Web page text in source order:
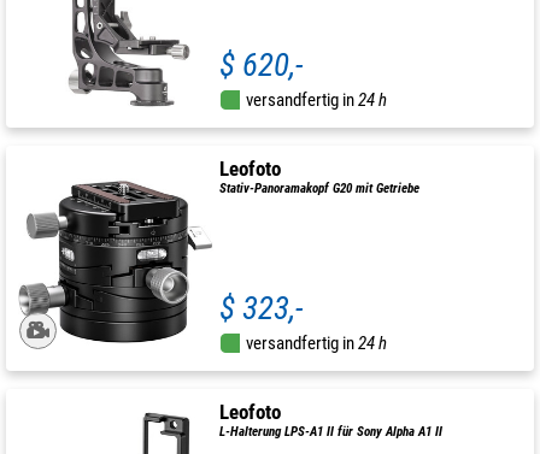
$ 620,-
versandfertig in24 h
Leofoto
Stativ-Panoramakopf G20 mit Getriebe
$ 323,-
versandfertig in24 h
Leofoto
L-Halterung LPS-A1 II für Sony Alpha A1 II